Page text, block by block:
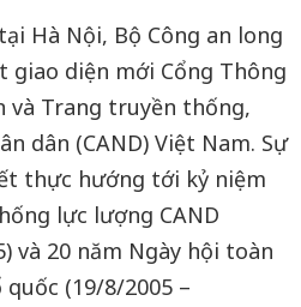
Hà Nội, Bộ Công an long
giao diện mới Cổng Thông
và Trang truyền thống,
dân (CAND) Việt Nam. Sự
thực hướng tới kỷ niệm
lực lượng CAND
và 20 năm Ngày hội toàn
(19/8/2005 –